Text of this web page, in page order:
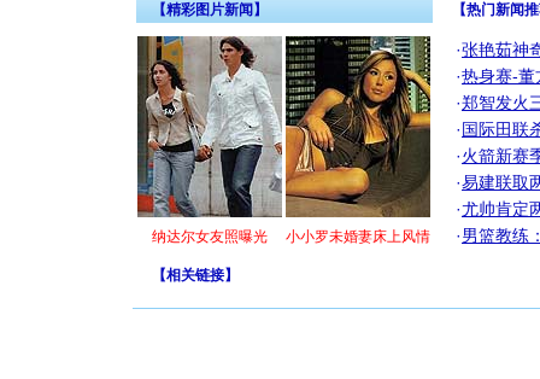
【精彩图片新闻】
纳达尔女友照曝光 小小罗未婚妻床上风情
【热门新闻
·张艳茹神
·热身赛-董
·郑智发火
·国际田联
·火箭新赛
·易建联取
·尤帅肯定
·男篮教练
【相关链接】